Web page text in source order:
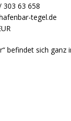
303 63 658
tegel.de
befindet sich